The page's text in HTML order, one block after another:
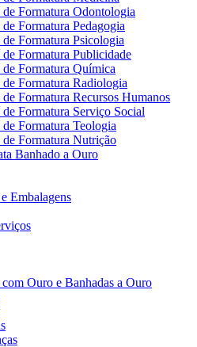
Formatura Odontologia
Formatura Pedagogia
Formatura Psicologia
Formatura Publicidade
Formatura Química
Formatura Radiologia
Formatura Recursos Humanos
Formatura Serviço Social
Formatura Teologia
Formatura Nutrição
Banhado a Ouro
Embalagens
Ouro e Banhadas a Ouro